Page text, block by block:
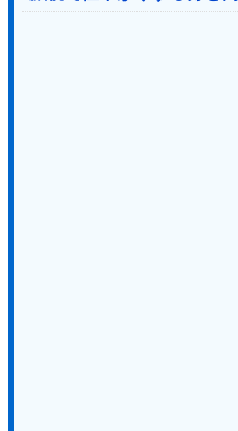
価格を変えない店も